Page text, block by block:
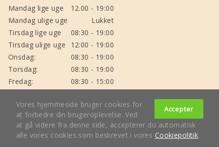
Mandag lige uge
12.00 - 19:00
Mandag ulige uge
Lukket
Tirsdag lige uge
08:30 - 19:00
Tirsdag ulige uge
12:00 - 19:00
Onsdag:
08:30 - 19:00
Torsdag:
08:30 - 19:00
Fredag:
08:30 - 15:00
Accepter
Vores hjemmeside bruger cookies for
at forbedre din brugeroplevelse. Ved
at gå videre fra denne side, accepterer du automatisk
alle vores cookies som beskrevet i vores Cookiepolitik.